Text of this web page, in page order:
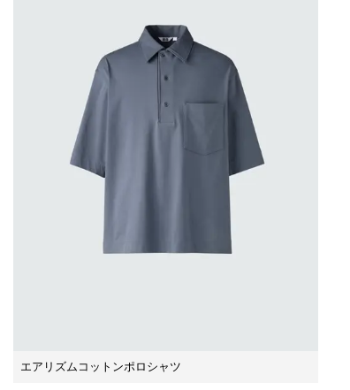
エアリズムコットンポロシャツ